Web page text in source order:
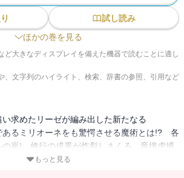
試し読み
ほかの巻を見る
大きなディスプレイを備えた機器で読むことに適し
、文字列のハイライト、検索、辞書の参照、引用など
い求めたリーゼが編み出した新たなる
あるミリオーネをも驚愕させる魔術とは!? 各
の嵐! 修行の成果が炸裂しまくる、竜攘虎搏
もっと見る